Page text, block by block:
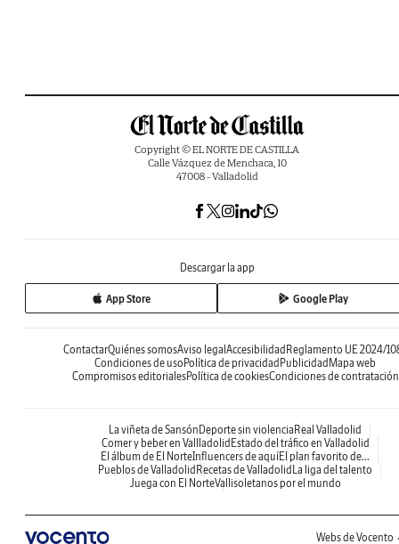
Copyright © EL NORTE DE CASTILLA
Calle Vázquez de Menchaca, 10
47008 - Valladolid
Descargar la app
App Store Google Play
ContactarQuiénes somosAviso legal Accesibilidad Reglamento UE 2024/
Condiciones de uso Política de privacidad Publicidad Mapa web
Compromisos editorialesPolítica de cookiesCondiciones de contratación
La viñeta de Sansón Deporte sin violencia Real Valladolid
Comer y beber en Vallladolid Estado del tráfico en Valladolid
El álbum de El NorteInfluencers de aquíEl plan favorito de...
Pueblos de Valladolid Recetas de Valladolid La liga del talento
Juega con El NorteVallisoletanos por el mundo
Webs de Vocento